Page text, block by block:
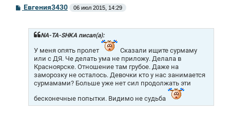
С
о
Евгения3430 06 июл 2015, 14:29
NA-TA-SHKA писал(а):
У меня опять пролет
Сказали ищите сурмаму
или с ДЯ. Че делать ума не приложу. Делала в
Красноярске. Отношение там грубое. Даже на
заморозку не осталось. Девочки кто у нас занимается
сурмамами? Больше уже нет сил продолжать эти
бесконечные попытки. Видимо не судьба